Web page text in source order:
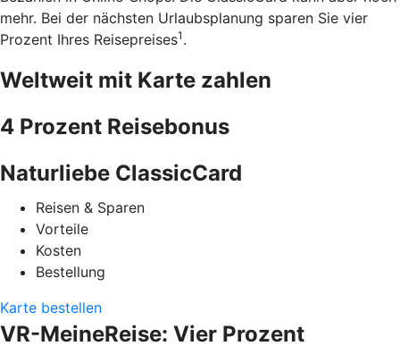
mehr. Bei der nächsten Urlaubsplanung sparen Sie vier
Prozent Ihres Reisepreises1 .
Weltweit mit Karte zahlen
4 Prozent Reisebonus
Naturliebe ClassicCard
Reisen & Sparen
Vorteile
Kosten
Bestellung
Karte bestellen
VR-MeineReise: Vier Prozent